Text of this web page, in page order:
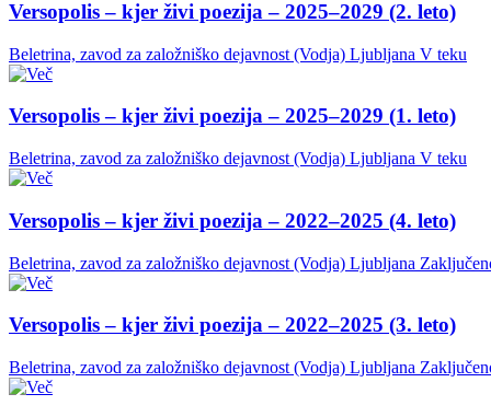
Versopolis – kjer živi poezija – 2025–2029 (2. leto)
Beletrina, zavod za založniško dejavnost (Vodja) Ljubljana V teku
Versopolis – kjer živi poezija – 2025–2029 (1. leto)
Beletrina, zavod za založniško dejavnost (Vodja) Ljubljana V teku
Versopolis – kjer živi poezija – 2022–2025 (4. leto)
Beletrina, zavod za založniško dejavnost (Vodja) Ljubljana
Versopolis – kjer živi poezija – 2022–2025 (3. leto)
Beletrina, zavod za založniško dejavnost (Vodja) Ljubljana